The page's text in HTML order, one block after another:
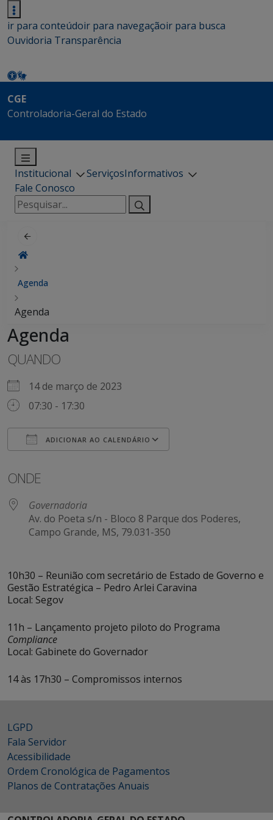
ir para conteúdoir para navegaçãoir para busca
Ouvidoria Transparência
CGE
Controladoria-Geral do Estado
Institucional ServiçosInformativos
Fale Conosco
Pesquisar
por:
Agenda
Agenda
Agenda
QUANDO
14 de março de 2023
07:30 - 17:30
ADICIONAR AO CALENDÁRIO
ONDE
Governadoria
Av. do Poeta s/n - Bloco 8 Parque dos Poderes,
Campo Grande, MS, 79.031-350
10h30 – Reunião com secretário de Estado de Governo e
Gestão Estratégica – Pedro Arlei Caravina
Local: Segov
11h – Lançamento projeto piloto do Programa
Compliance
Local: Gabinete do Governador
14 às 17h30 – Compromissos internos
LGPD
Fala Servidor
Acessibilidade
Ordem Cronológica de Pagamentos
Planos de Contratações Anuais